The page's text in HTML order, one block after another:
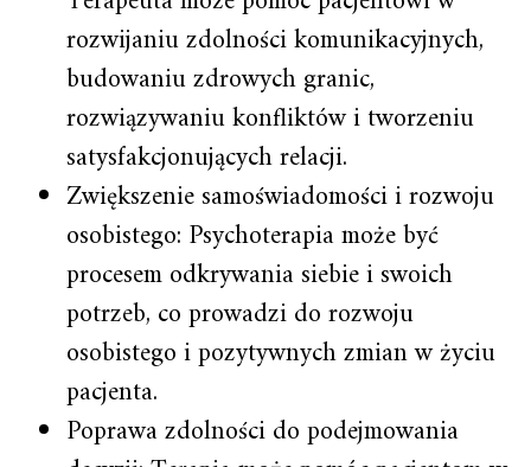
rozwijaniu zdolności komunikacyjnych,
budowaniu zdrowych granic,
rozwiązywaniu konfliktów i tworzeniu
satysfakcjonujących relacji.
Zwiększenie samoświadomości i rozwoju
osobistego: Psychoterapia może być
procesem odkrywania siebie i swoich
potrzeb, co prowadzi do rozwoju
osobistego i pozytywnych zmian w życiu
pacjenta.
Poprawa zdolności do podejmowania